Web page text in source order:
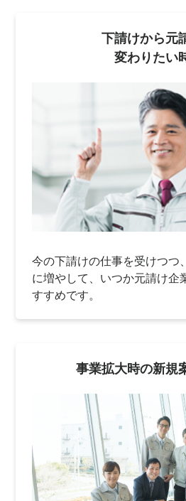
下請けから元
変わりたい
今の下請けの仕事を受けつつ
に増やして、いつか元請け企
すすめです。
事業拡大時の新規